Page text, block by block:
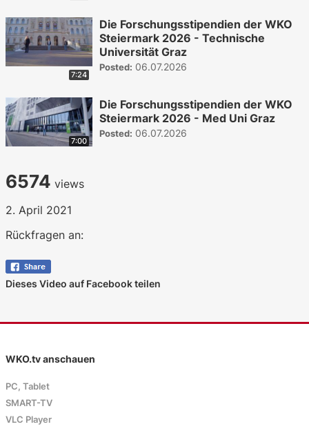
7:24
Die Forschungsstipendien der WKO
Steiermark 2026 - Technische
Universität Graz
Posted: 06.07.2026
7:00
Die Forschungsstipendien der WKO
Steiermark 2026 - Med Uni Graz
Posted: 06.07.2026
6574 views
2. April 2021
Rückfragen an:
Dieses Video auf Facebook teilen
WKO.tv anschauen
PC, Tablet
SMART-TV
VLC Player